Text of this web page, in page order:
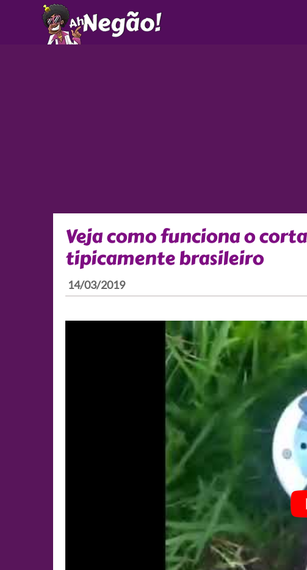
Veja como funciona o
tipicamente brasileiro
14/03/2019